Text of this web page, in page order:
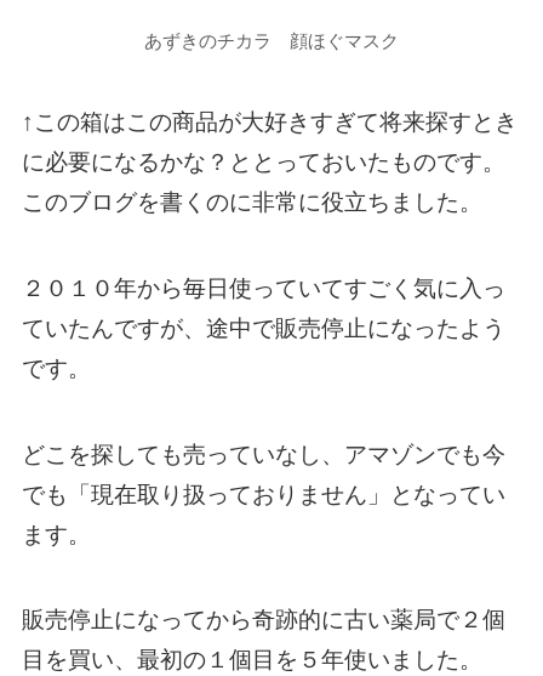
あずきのチカラ 顔ほぐマスク
↑この箱はこの商品が大好きすぎて将来探すとき
に必要になるかな？ととっておいたものです。
このブログを書くのに非常に役立ちました。
２０１０年から毎日使っていてすごく気に入っ
ていたんですが、途中で販売停止になったよう
です。
どこを探しても売っていなし、アマゾンでも今
でも「現在取り扱っておりません」となってい
ます。
販売停止になってから奇跡的に古い薬局で２個
目を買い、最初の１個目を５年使いました。